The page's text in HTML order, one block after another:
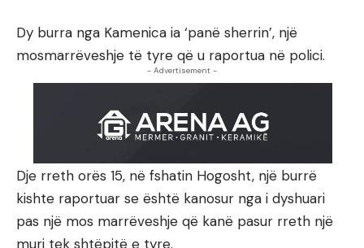
Dy burra nga Kamenica ia ‘panë sherrin’, një
mosmarrëveshje të tyre që u raportua në polici.
- Advertisement -
Dje rreth orës 15, në fshatin Hogosht, një burrë
kishte raportuar se është kanosur nga i dyshuari
pas një mos marrëveshje që kanë pasur rreth një
muri tek shtëpitë e tyre.